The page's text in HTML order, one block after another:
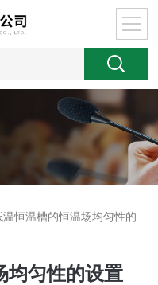
温恒温槽的恒温场均匀性的
均匀性的设置